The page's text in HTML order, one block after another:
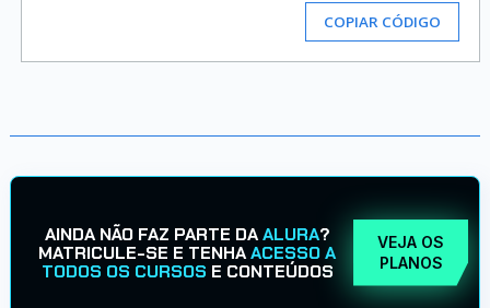
COPIAR CÓDIGO
AINDA NÃO FAZ PARTE DAALURA?
MATRICULE-SE E TENHAACESSO A
TODOS OS CURSOS E CONTEÚDOS
VEJA OS
PLANOS